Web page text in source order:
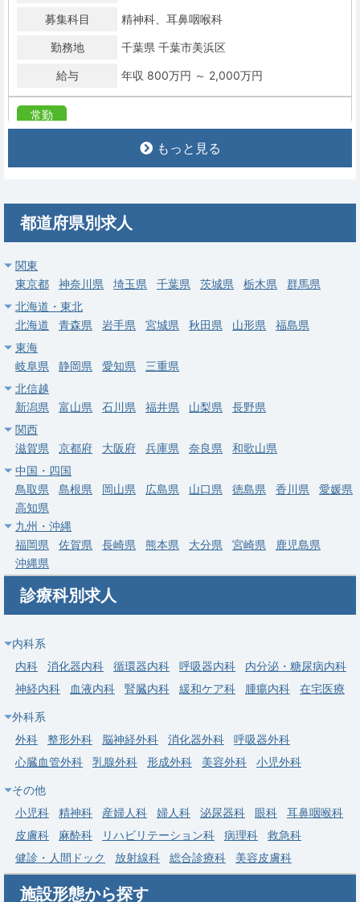
募集科目 精神科 耳鼻咽喉科
勤務地 千葉県 千葉市美浜区
給与 年収 800万円 ～ 2,000万円
常勤
～1,800万円、当直基本なし。体制強化！
募集科目 精神科 内科
勤務地 千葉県 鎌ヶ谷市
常勤
【船橋市】精神科／外来診療／訪問診療
求人病院名
募集科目 精神科
勤務地 千葉県 船橋市
常勤
【千葉市中央区】管理医師／精神科外来／高額・福利厚生充実
求人病院名
募集科目 精神科
勤務地 千葉県 千葉市中央区
給与
常勤
【夷隅郡】外来・病棟管理／精神保健指定医の募集です
求人病院名
医療法人白百合会 大多喜病院
募集科目
勤務地 千葉県 夷隅郡
給与 年収 1,600万円 ～
もっと見る
都道府県別求人
関東
東京都
神奈川県 埼玉県 千葉県 茨城県 栃木県
群馬県
北海道・東北
北海道
青森県 岩手県 宮城県 秋田県 山形県
福島県
東海
岐阜県
静岡県 愛知県
三重県
北信越
新潟県
富山県 石川県 福井県 山梨県
長野県
関西
滋賀県
京都府 大阪府 兵庫県 奈良県
和歌山県
中国・四国
鳥取県
島根県 岡山県 広島県 山口県 徳島県 香川県
愛媛県
高知県
九州・沖縄
福岡県
佐賀県 長崎県 熊本県 大分県 宮崎県
鹿児島県
沖縄県
診療科別求人
内科系
内科
消化器内科 循環器内科 呼吸器内科
内分泌・糖尿病内科
神経内科
血液内科 腎臓内科 緩和ケア科 腫瘍内科 在宅医療
外科系
外科
整形外科 脳神経外科 消化器外科
呼吸器外科
心臓血管外科
乳腺外科 形成外科 美容外科 小児外科
その他
小児科
精神科 産婦人科 婦人科 泌尿器科 眼科
耳鼻咽喉科
皮膚科
麻酔科 リハビリテーション科 病理科
救急科
健診・人間ドック
放射線科 総合診療科 美容皮膚科
施設形態から探す